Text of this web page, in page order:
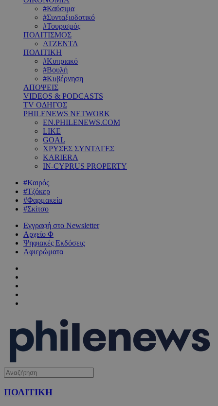
#Καύσιμα
#Συνταξιοδοτικό
#Τουρισμός
ΠΟΛΙΤΙΣΜΟΣ
ΑΤΖΕΝΤΑ
ΠΟΛΙΤΙΚΗ
#Κυπριακό
#Βουλή
#Κυβέρνηση
ΑΠΟΨΕΙΣ
VIDEOS & PODCASTS
TV ΟΔΗΓΟΣ
PHILENEWS NETWORK
EN.PHILENEWS.COM
LIKE
GOAL
ΧΡΥΣΕΣ ΣΥΝΤΑΓΕΣ
KARIERA
IN-CYPRUS PROPERTY
#Καιρός
#Τζόκερ
#Φαρμακεία
#Σκίτσο
Εγγραφή στο Newsletter
Αρχείο Φ
Ψηφιακές Εκδόσεις
Αφιερώματα
ΠΟΛΙΤΙΚΗ